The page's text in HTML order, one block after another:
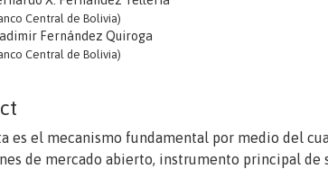
Central de Bolivia)
Fernández Quiroga
Central de Bolivia)
es el mecanismo fundamental por medio del
de mercado abierto, instrumento principal